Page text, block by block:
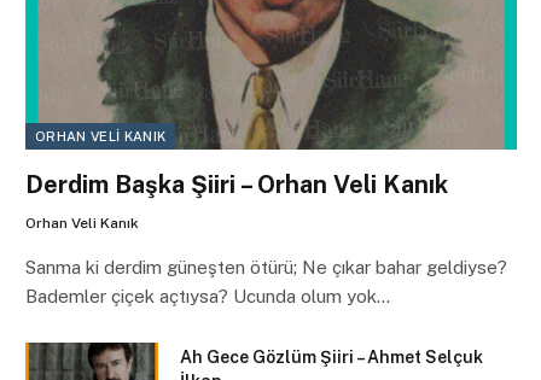
ORHAN VELI KANIK
Derdim Başka Şiiri – Orhan Veli Kanık
Orhan Veli Kanık
Sanma ki derdim güneşten ötürü; Ne çıkar bahar geldiyse?
Bademler çiçek açtıysa? Ucunda olum yok…
Ah Gece Gözlüm Şiiri – Ahmet Selçuk